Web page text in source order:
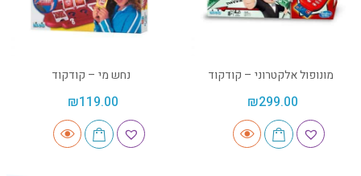
מונופול אלקטרוני – קודקוד
₪299.00
נחש מי – קודקוד
₪119.00